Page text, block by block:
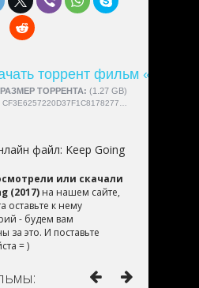
торрент фильм «Keep
РАЗМЕР ТОРРЕНТА: (1.27 GB)
4189
CF3E6257220D37F1C817827770EC7B50
файл: Keep Going
или скачали
(2017) на нашем сайте,
оставьте к нему
- будем вам
за это. И поставьте
= )